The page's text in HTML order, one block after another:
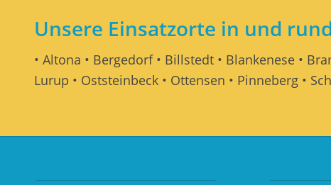
Unsere Einsatzorte in und
• Altona • Bergedorf • Billstedt • Blankenese •
Lurup • Oststeinbeck • Ottensen • Pinneberg •